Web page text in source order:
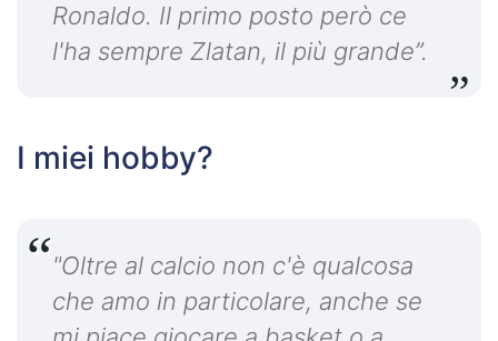
Ronaldo. Il primo posto però ce
l'ha sempre Zlatan, il più grande”.
I miei hobby?
"Oltre al calcio non c'è qualcosa
che amo in particolare, anche se